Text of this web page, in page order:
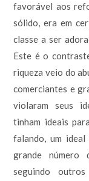
favorável aos
sólido, era em
classe a ser
Este é o
riqueza veio do
comerciantes e
violaram seus
tinham ideais
falando, um
grande número
seguindo